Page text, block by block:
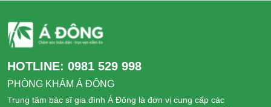
HOTLINE: 0981 529 998
PHÒNG KHÁM Á ĐÔNG
Trung tâm bác sĩ gia đình Á Đông là đơn vị cung cấp các